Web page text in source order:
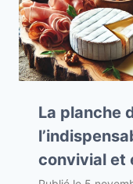
La planche
convivial et